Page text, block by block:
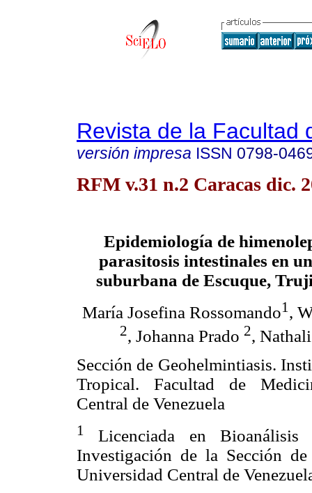
Revista de la Facultad
versión impresa ISSN 0798-
RFM v.31 n.2 Caracas dic.
Epidemiología de
parasitosis intestinales en
suburbana de Escuque,
María Josefina Rossomando1 ,
2, Johanna Prado 2,
Sección de Geohelmintiasis.
Tropical. Facultad de
Central de Venezuela
1
Licenciada en
Investigación de la Sección
Universidad Central de